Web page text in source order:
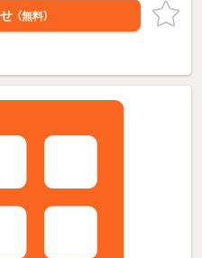
（無料）